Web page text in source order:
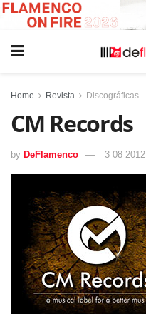
Home Revista Discográficas
CM Records
by DeFlamenco 3 08 2012